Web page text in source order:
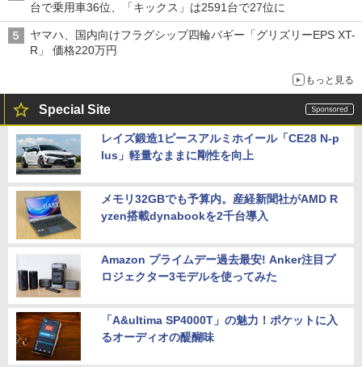
台で乗用車36位、「キックス」は2591台で27位に
ヤマハ、国内向けフラグシップ四輪バギー「グリズリーEPS XT-
R」 価格220万円
もっと見る
Special Site
レイズ鍛造1ピースアルミホイール「CE28 N-p
lus」軽量なままに剛性を向上
メモリ32GBでも予算内。産経新聞社がAMD R
yzen搭載dynabookを2千台導入
Amazon プライムデー過去最安! Anker注目プ
ロジェクター3モデルを使ってみた
「A&ultima SP4000T」の魅力！ポケットに入
るオーディオの醍醐味